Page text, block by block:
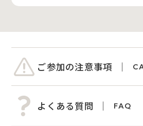
ご参加の注意事項
よくある質問 FAQ